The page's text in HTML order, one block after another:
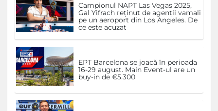
Campionul NAPT Las Vegas 2025,
Gal Yifrach reținut de agenții vamali
pe un aeroport din Los Angeles. De
ce este acuzat
EPT Barcelona se joacă în perioada
16-29 august. Main Event-ul are un
buy-in de €5.300